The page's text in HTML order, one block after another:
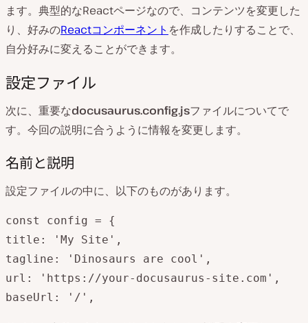
ます。典型的なReactページなので、コンテンツを変更した
り、好みのReactコンポーネント を作成したりすることで、
自分好みに変えることができます。
設定ファイル
次に、重要なdocusaurus.config.jsファイルについてで
す。今回の説明に合うように情報を変更します。
名前と説明
設定ファイルの中に、以下のものがあります。
const config = {
title: 'My Site',
tagline: 'Dinosaurs are cool',
url: 'https://your-docusaurus-site.com',
baseUrl: '/',